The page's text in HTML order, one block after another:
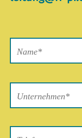
lasse
dieses
Feld